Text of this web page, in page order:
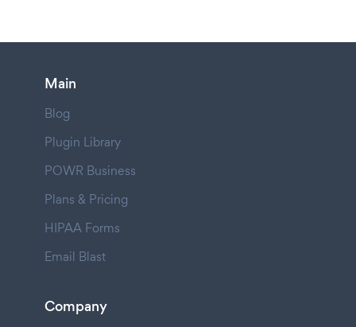
Main
Blog
Plugin Library
POWR Business
Plans & Pricing
HIPAA Forms
Email Blast
Company